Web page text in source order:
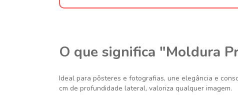
O que significa "Moldura
Ideal para pôsteres e fotografias, une elegância e
cm de profundidade lateral, valoriza qualquer imagem.